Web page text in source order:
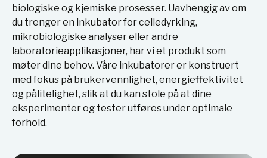
biologiske og kjemiske prosesser. Uavhengig av om
du trenger en inkubator for celledyrking,
mikrobiologiske analyser eller andre
laboratorieapplikasjoner, har vi et produkt som
møter dine behov. Våre inkubatorer er konstruert
med fokus på brukervennlighet, energieffektivitet
og pålitelighet, slik at du kan stole på at dine
eksperimenter og tester utføres under optimale
forhold.